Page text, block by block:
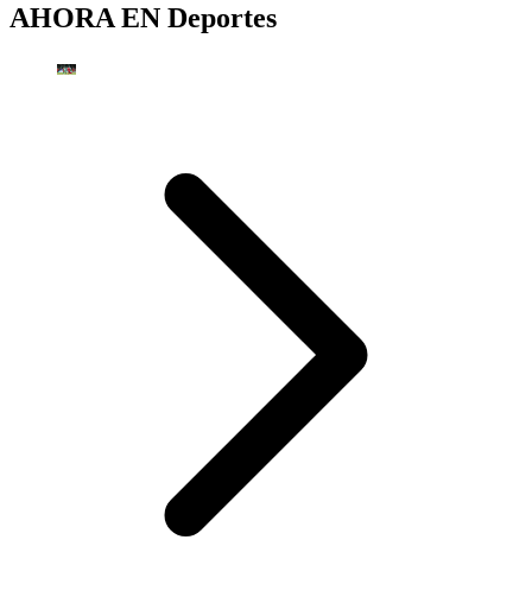
AHORA EN Deportes